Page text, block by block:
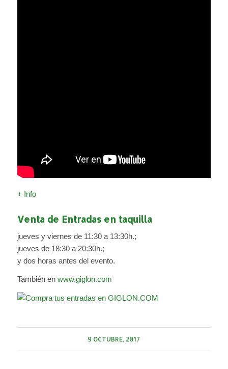
+ Info
Venta de Entradas en taquilla
jueves y viernes de 11:30 a 13:30h.;
jueves de 18:30 a 20:30h.;
y dos horas antes del evento.
También enwww.giglon.com
9 OCTUBRE, 2017